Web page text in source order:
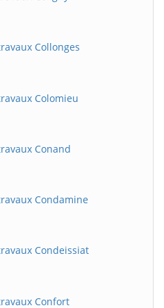
Collonges
Colomieu
Conand
Condamine
Condeissiat
Confort
BatiWebPro